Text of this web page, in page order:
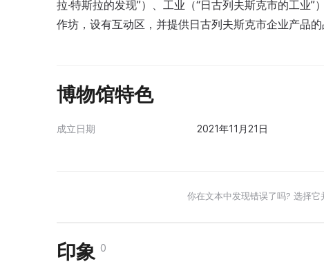
拉·特斯拉的发现”）、工业（“日古列夫斯克市的工业
作坊，设有互动区，并提供日古列夫斯克市企业产品的
博物馆特色
成立日期 2021年11月21日
你在文本中发现错误了吗? 选择它
印象 0